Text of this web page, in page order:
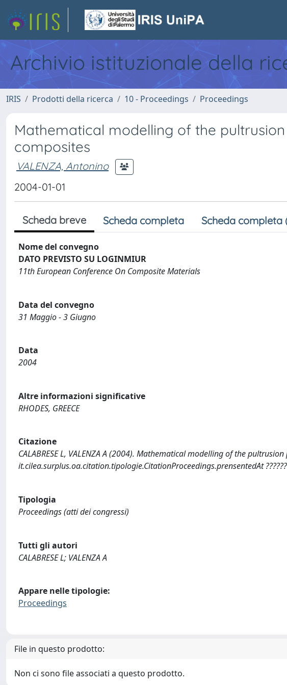
Archivio istituzionale della
IRIS Prodotti della ricerca 10 - Proceedings Proceedings
Mathematical modelling of the
composites
VALENZA, Antonino
2004-01-01
Scheda breve Scheda completa Scheda completa
Nome del convegno
DATO PREVISTO SU LOGINMIUR
11th European Conference On Composite Materials
Data del convegno
31 Maggio - 3 Giugno
Data
2004
Altre informazioni significative
RHODES, GREECE
Citazione
CALABRESE L, VALENZA A (2004). Mathematical modelling of the
it.cilea.surplus.oa.citation.tipologie.CitationProceedings.prensentedAt
Tipologia
Proceedings (atti dei congressi)
Tutti gli autori
CALABRESE L; VALENZA A
Appare nelle tipologie:
Proceedings
File in questo prodotto:
Non ci sono file associati a questo prodotto.